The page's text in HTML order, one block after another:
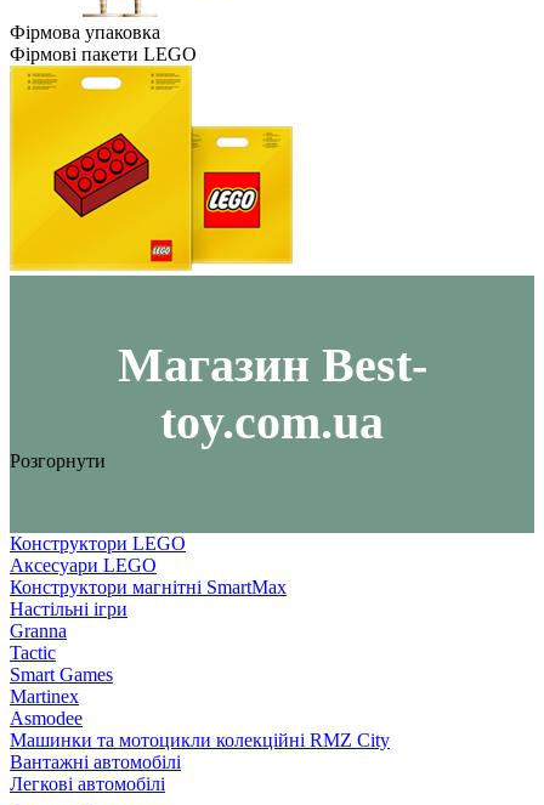
Фірмова упаковка
Фірмові пакети LEGO
Maгазин Best-
toy.com.ua
Розгорнути
Конструктори LEGO
Аксесуари LEGO
Конструктори магнітні SmartMax
Настільні ігри
Granna
Tactic
Smart Games
Martinex
Asmodee
Машинки та мотоцикли колекційні RMZ City
Вантажні автомобілі
Легкові автомобілі